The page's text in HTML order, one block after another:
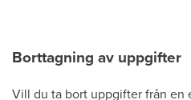
Borttagning av uppgifter
Vill du ta bort uppgifter från en